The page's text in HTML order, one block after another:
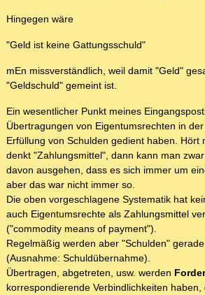
Hingegen wäre
"Geld ist keine Gattungsschuld"
mEn missverständlich, weil damit "Geld"
"Geldschuld" gemeint ist.
Ein wesentlicher Punkt meines
Übertragungen von Eigentumsrechten in
Erfüllung von Schulden gedient haben. Hört
denkt "Zahlungsmittel", dann kann man
davon ausgehen, dass es sich immer um
aber das war nicht immer so.
Die oben vorgeschlagene Systematik hat
auch Eigentumsrechte als Zahlungsmittel
("commodity means of payment").
Regelmäßig werden aber "Schulden"
(Ausnahme: Schuldübernahme).
Übertragen, abgetreten, usw. werden
korrespondierende Verbindlichkeiten